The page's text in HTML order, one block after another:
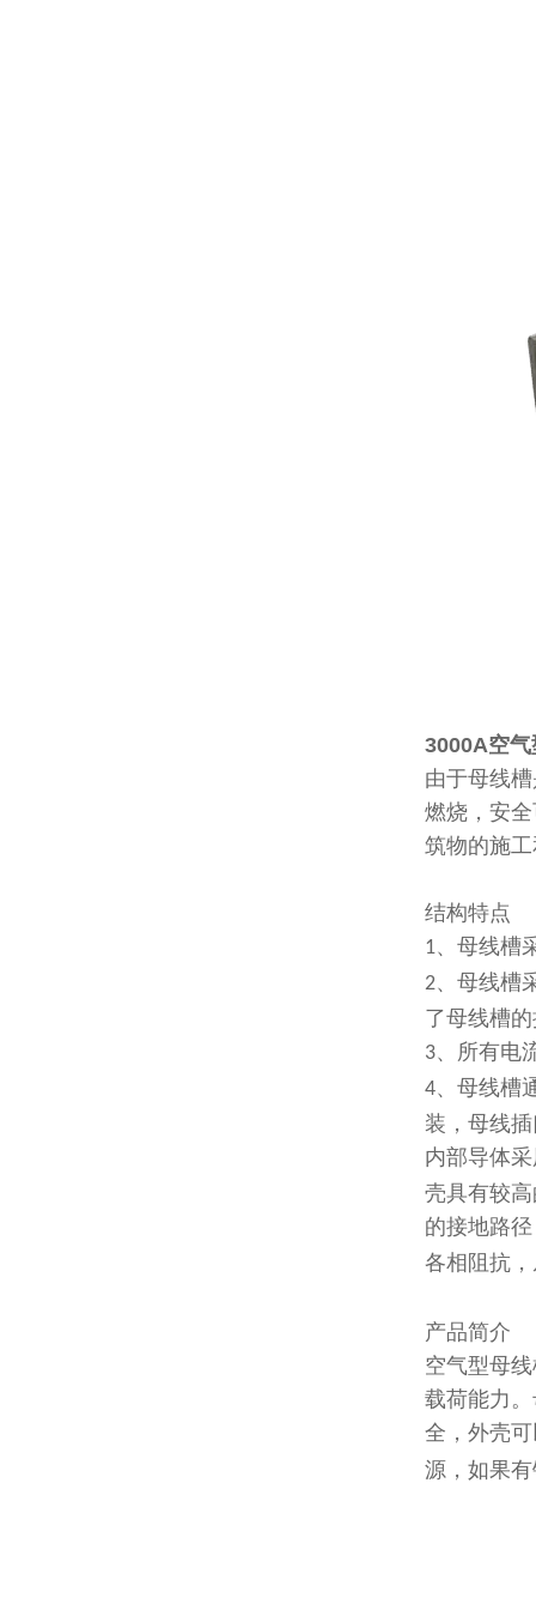
3000A空
由于母线
燃烧，安
筑物的施
结构特点
1、母线槽
2、母线槽
了母线槽
3、所有电
4、母线槽
装，母线
内部导体
壳具有较
的接地路
各相阻抗
产品简介
空气型母
载荷能力
全，外壳
源，如果